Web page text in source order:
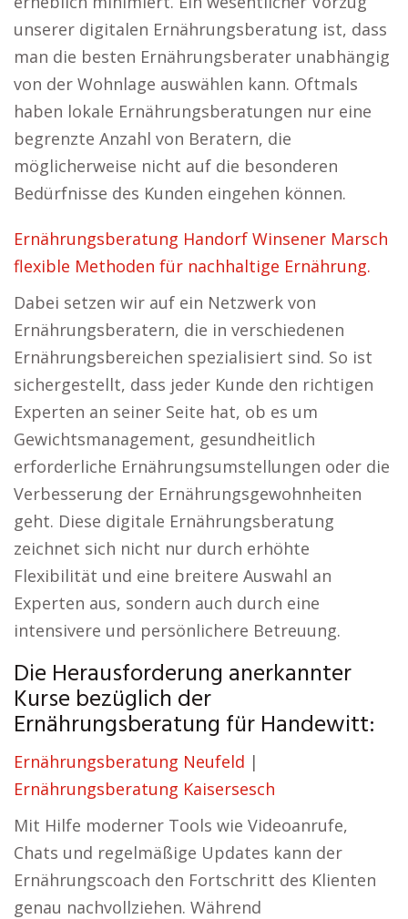
unserer digitalen Ernährungsberatung ist, dass
man die besten Ernährungsberater unabhängig
von der Wohnlage auswählen kann. Oftmals
haben lokale Ernährungsberatungen nur eine
begrenzte Anzahl von Beratern, die
möglicherweise nicht auf die besonderen
Bedürfnisse des Kunden eingehen können.
Ernährungsberatung Handorf Winsener Marsch
flexible Methoden für nachhaltige Ernährung.
Dabei setzen wir auf ein Netzwerk von
Ernährungsberatern, die in verschiedenen
Ernährungsbereichen spezialisiert sind. So ist
sichergestellt, dass jeder Kunde den richtigen
Experten an seiner Seite hat, ob es um
Gewichtsmanagement, gesundheitlich
erforderliche Ernährungsumstellungen oder die
Verbesserung der Ernährungsgewohnheiten
geht. Diese digitale Ernährungsberatung
zeichnet sich nicht nur durch erhöhte
Flexibilität und eine breitere Auswahl an
Experten aus, sondern auch durch eine
intensivere und persönlichere Betreuung.
Die Herausforderung anerkannter
Kurse bezüglich der
Ernährungsberatung für Handewitt:
Ernährungsberatung Neufeld |
Ernährungsberatung Kaisersesch
Mit Hilfe moderner Tools wie Videoanrufe,
Chats und regelmäßige Updates kann der
Ernährungscoach den Fortschritt des Klienten
genau nachvollziehen. Während